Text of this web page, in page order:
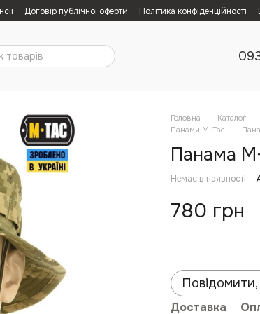
Договір публічної оферти Політика конфіденційності
Головна Каталог
Панами M-Tac
Панама
Немає в наявності
780 грн
Доставка